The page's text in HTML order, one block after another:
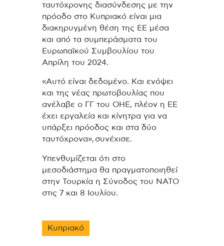
ταυτόχρονης διασύνδεσης με την
πρόοδο στο Κυπριακό είναι μια
διακηρυγμένη θέση της ΕΕ μέσα
και από τα συμπεράσματα του
Ευρωπαϊκού Συμβουλίου του
Απρίλη του 2024.
«Αυτό είναι δεδομένο. Και ενόψει
και της νέας πρωτοβουλίας που
ανέλαβε ο ΓΓ του ΟΗΕ, πλέον η ΕΕ
έχει εργαλεία και κίνητρα για να
υπάρξει πρόοδος και στα δύο
ταυτόχρονα», συνέχισε.
Υπενθυμίζεται ότι στο
μεσοδιάστημα θα πραγματοποιηθεί
στην Τουρκία η Σύνοδος του ΝΑΤΟ
στις 7 και 8 Ιουλίου.
Κυπριακό